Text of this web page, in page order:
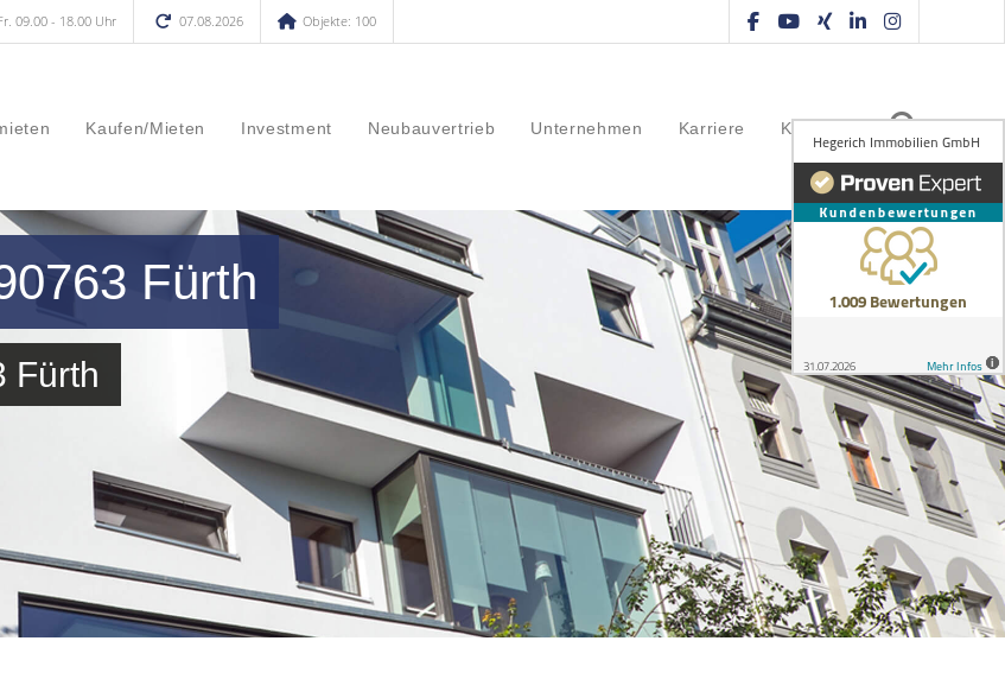
09.00 - 18.00 Uhr 07.08.2026 Objekte: 100
Kaufen/Mieten Investment Neubauvertrieb Unternehmen Karriere Kontakt
Fürth
Fürth